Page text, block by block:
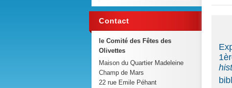
Contact
le Comité des Fêtes des
Olivettes
Maison du Quartier Madeleine
Champ de Mars
22 rue Emile Péhant